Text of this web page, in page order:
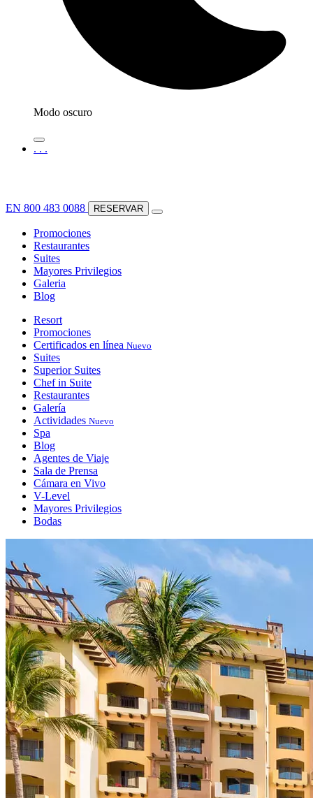
Modo oscuro
. . .
EN 800 483 0088 RESERVAR
Promociones
Restaurantes
Suites
Mayores Privilegios
Galeria
Blog
Resort
Promociones
Certificados en línea Nuevo
Suites
Superior Suites
Chef in Suite
Restaurantes
Galería
Actividades Nuevo
Spa
Blog
Agentes de Viaje
Sala de Prensa
Cámara en Vivo
V-Level
Mayores Privilegios
Bodas